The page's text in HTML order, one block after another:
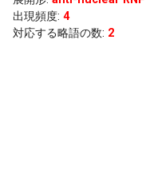
出現頻度: 4
対応する略語の数: 2